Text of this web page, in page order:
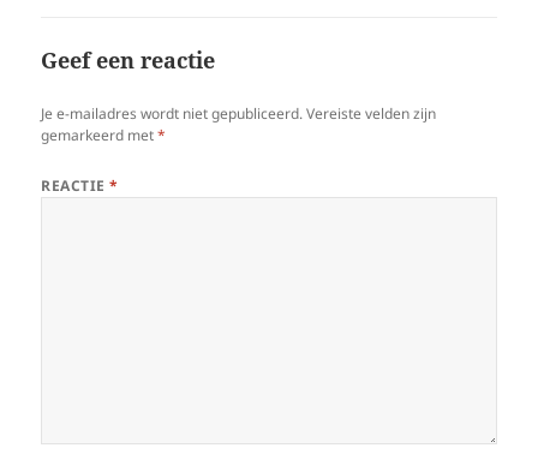
Geef een reactie
Je e-mailadres wordt niet gepubliceerd. Vereiste velden zijn
gemarkeerd met*
REACTIE*